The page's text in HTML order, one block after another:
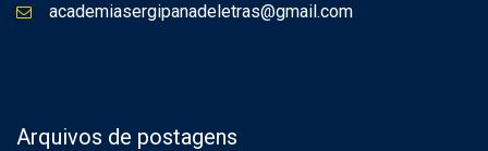
academiasergipanadeletras@gmail.com
Arquivos de postagens